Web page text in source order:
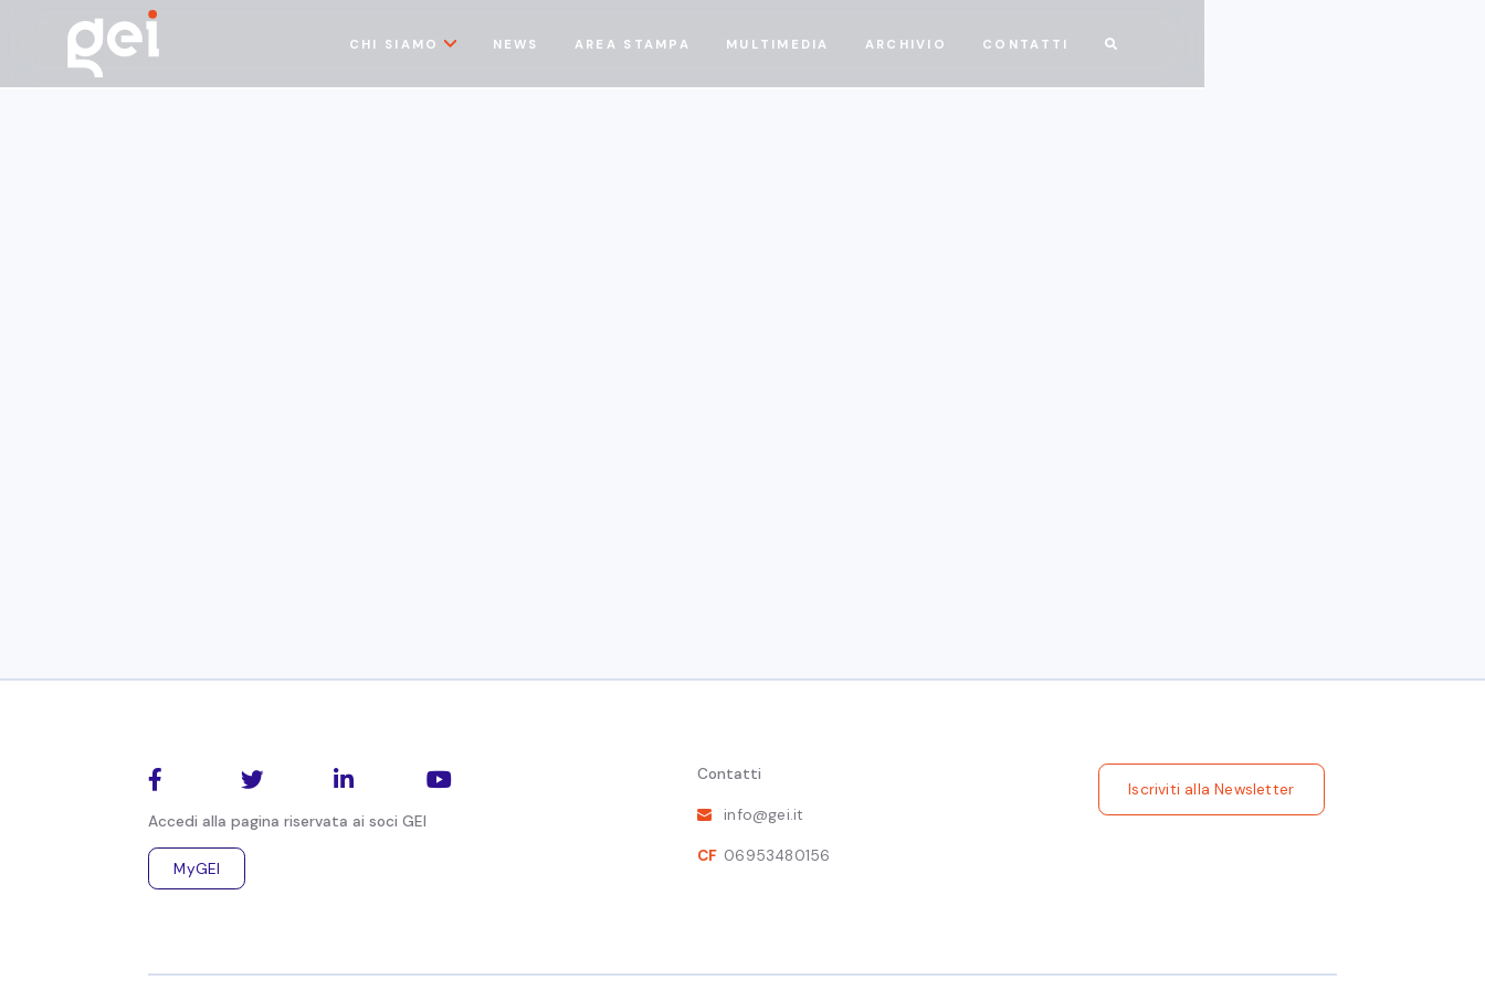
CHI SIAMO NEWS AREA STAMPA MULTIMEDIA ARCHIVIO CONTATTI 
GiampaoloVitali Politica Economica
   
Accedi alla pagina riservata ai soci GEI
MyGEI
Contatti
info@gei.it
CF 06953480156
Iscriviti alla Newsletter